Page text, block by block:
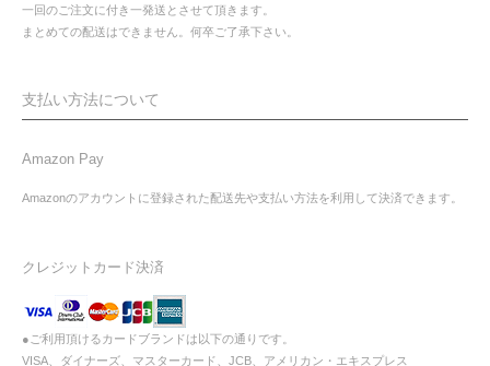
一回のご注文に付き一発送とさせて頂きます。
まとめての配送はできません。何卒ご了承下さい。
支払い方法について
Amazon Pay
Amazonのアカウントに登録された配送先や支払い方法を利用して決済できます。
クレジットカード決済
●ご利用頂けるカードブランドは以下の通りです。
VISA、ダイナーズ、マスターカード、JCB、アメリカン・エキスプレス